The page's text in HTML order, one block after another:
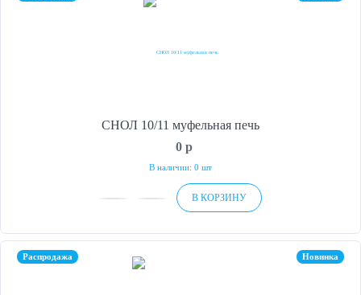
СНОЛ 10/11 муфельная печь
0 p
В наличии: 0 шт
В КОРЗИНУ
Распродажа Новинка